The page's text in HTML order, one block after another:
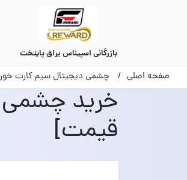
بازرگانی اسپیناس یراق پایتخت
صفحه اصلی چشمی دیجیتال سیم کارت خور
خرید
قیمت]